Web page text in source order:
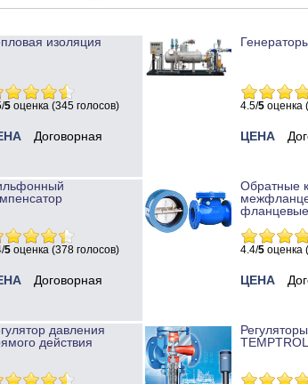
изоляция
5 оценка (345 голосов)
Договорная
4.5/5 оценка
ЦЕНА
5 оценка (378 голосов)
Договорная
Обратные
фланцевые
4.4/5 оценка
ЦЕНА
давления
действия
TEMPTROL